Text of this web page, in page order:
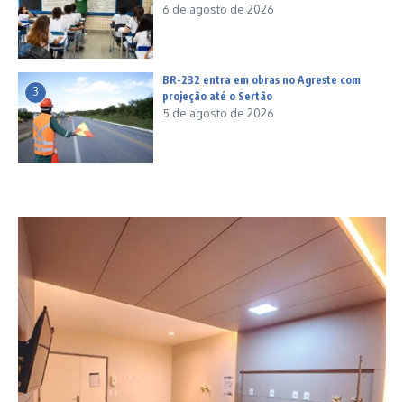
6 de agosto de 2026
3
BR-232 entra em obras no Agreste com
projeção até o Sertão
5 de agosto de 2026